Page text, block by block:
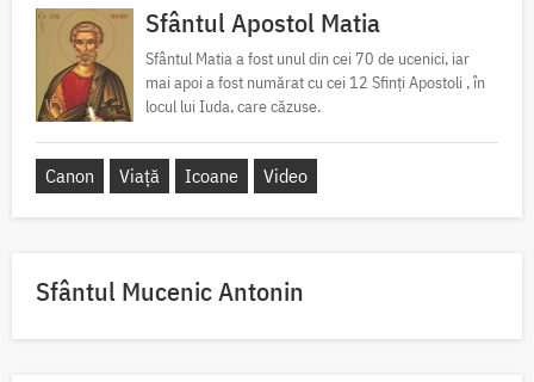
Sfântul Apostol Matia
Sfântul Matia a fost unul din cei 70 de ucenici, iar
mai apoi a fost numărat cu cei 12 Sfinți Apostoli , în
locul lui Iuda, care căzuse.
Canon Viață Icoane Video
Sfântul Mucenic Antonin